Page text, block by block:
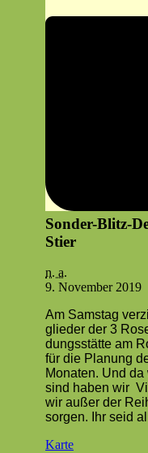
Sonder-Blitz-
Stier
Son­
der-
Demo
5vor12
am
Bran­
der Stier
n. a.
9. Novem­ber 2019
Am Sam­stag
glieder der 3
dungsstätte am
für die Pla­nung
Monat­en. Und
sind haben wir
wir außer der
sor­gen. Ihr seid
KarteBrander